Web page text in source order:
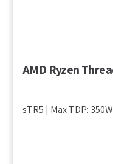
sTR5 | Max TDP: 350W